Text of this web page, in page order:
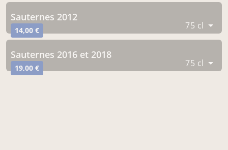
Sauternes 2012
14,00 € 75 cl
Sauternes 2016 et 2018
19,00 € 75 cl